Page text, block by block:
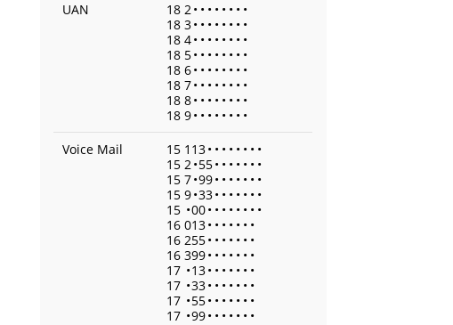
UAN
18 2• • • • • • • •
18 3• • • • • • • •
18 4• • • • • • • •
18 5• • • • • • • •
18 6• • • • • • • •
18 7• • • • • • • •
18 8• • • • • • • •
18 9• • • • • • • •
Voice Mail
15 113• • • • • • • •
15 2•55• • • • • • •
15 7•99• • • • • • •
15 9•33• • • • • • •
15 •00• • • • • • • •
16 013• • • • • • •
16 255• • • • • • •
16 399• • • • • • •
17 •13• • • • • • •
17 •33• • • • • • •
17 •55• • • • • • •
17 •99• • • • • • •